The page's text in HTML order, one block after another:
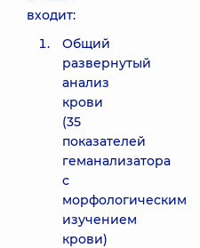
входит:
Общий
развернутый
анализ
крови
(35
показателей
геманализатора
с
морфологическим
изучением
крови)